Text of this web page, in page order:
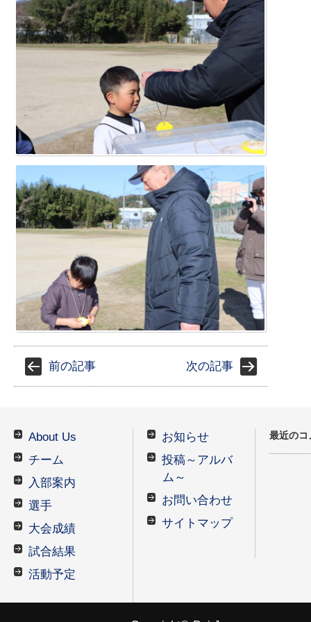
前の記事 次の記事
About Us
チーム
入部案内
選手
大会成績
試合結果
活動予定
お知らせ
投稿～アルバ
ム～
お問い合わせ
サイトマップ
最近のコ